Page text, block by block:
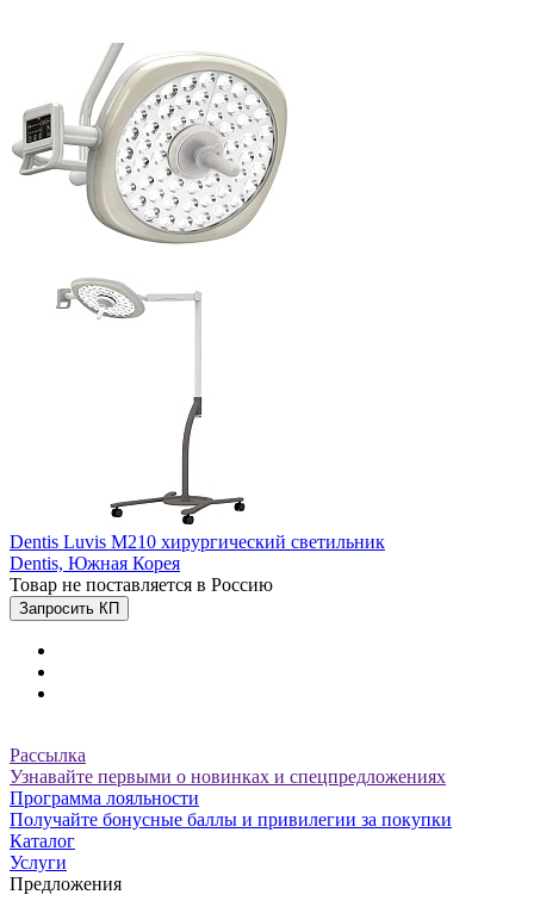
Dentis Luvis M210 хирургический светильник
Dentis, Южная Корея
Товар не поставляется в Россию
Запросить КП
Рассылка
Узнавайте первыми о новинках и спецпредложениях
Программа лояльности
Получайте бонусные баллы и привилегии за покупки
Каталог
Услуги
Предложения